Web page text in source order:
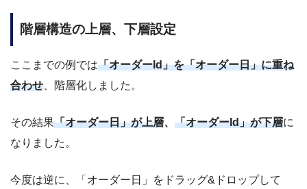
階層構造の上層、下層設定
ここまでの例では「オーダーId」を「オーダー日」に重ね
合わせ 、階層化しました。
その結果「オーダー日」が上層、 「オーダーId」が下層に
なりました。
今度は逆に、「オーダー日」をドラッグ&ドロップして